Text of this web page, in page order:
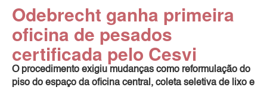
Odebrecht ganha primeira
oficina de pesados
certificada pelo Cesvi
O procedimento exigiu mudanças como reformulação do
piso do espaço da oficina central, coleta seletiva de lixo e